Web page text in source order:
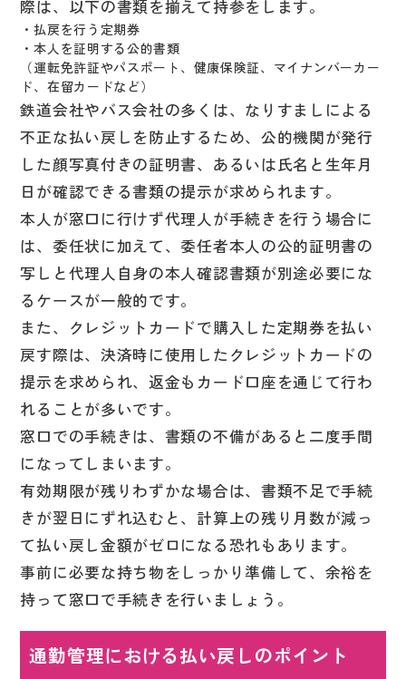
際は、以下の書類を揃えて持参をします。
・払戻を行う定期券
・本人を証明する公的書類
（運転免許証やパスポート、健康保険証、マイナンバーカー
ド、在留カードなど）
鉄道会社やバス会社の多くは、なりすましによる
不正な払い戻しを防止するため、公的機関が発行
した顔写真付きの証明書、あるいは氏名と生年月
日が確認できる書類の提示が求められます。
本人が窓口に行けず代理人が手続きを行う場合に
は、委任状に加えて、委任者本人の公的証明書の
写しと代理人自身の本人確認書類が別途必要にな
るケースが一般的です。
また、クレジットカードで購入した定期券を払い
戻す際は、決済時に使用したクレジットカードの
提示を求められ、返金もカード口座を通じて行わ
れることが多いです。
窓口での手続きは、書類の不備があると二度手間
になってしまいます。
有効期限が残りわずかな場合は、書類不足で手続
きが翌日にずれ込むと、計算上の残り月数が減っ
て払い戻し金額がゼロになる恐れもあります。
事前に必要な持ち物をしっかり準備して、余裕を
持って窓口で手続きを行いましょう。
通勤管理における払い戻しのポイント